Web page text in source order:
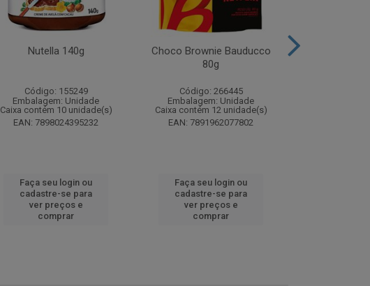
Nutella 140g
Código: 155249
Embalagem: Unidade
Caixa contém 10 unidade(s)
EAN: 7898024395232
Faça seu login ou
cadastre-se para
ver preços e
comprar
Choco Brownie Bauducco
80g
Código: 266445
Embalagem: Unidade
Caixa contém 12 unidade(s)
EAN: 7891962077802
Faça seu login ou
cadastre-se para
ver preços e
comprar